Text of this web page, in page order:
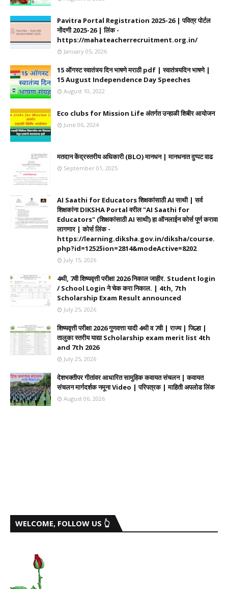
Pavitra Portal Registration 2025-26 | पवित्र पोर्टल
नोंदणी 2025-26 | लिंक -
https://mahateacherrecruitment.org.in/
January 05, 2026
15 ऑगस्ट स्वातंत्र्य दिन भाषणे मराठी pdf | स्वातंत्र्यदिन भाषणे |
15 August Independence Day Speeches
August 10, 2022
Eco clubs for Mission Life अंतर्गत उन्हाळी शिबीर आयोजन
June 06, 2024
मतदान केंद्रस्तरीय अधिकारी (BLO) मानधन | मानधनात दुप्पट वाढ
September 01, 2025
AI Saathi for Educators शिक्षकांसाठी AI साथी | सर्व
शिक्षकांना DIKSHA Portal वरील "AI Saathi for
Educators" (शिक्षकांसाठी AI साथी) हा ऑनलाईन कोर्स पूर्ण करावा
लागणार | कोर्स लिंक -
https://learning.diksha.gov.in/diksha/course.
php?id=1252§ion=2814&modeActive=8202
July 15, 2026
4थी, 7वी शिष्यवृत्ती परीक्षा 2026 निकाल जाहीर. Student login
/ School Login ने चेक करा निकाल. | 4th, 7th
Scholarship Exam Result announced
July 25, 2026
शिष्यवृत्ती परीक्षा 2026 गुणवत्ता यादी 4थी व 7वी | राज्य | जिल्हा |
तालुका स्तरीय याद्या Scholarship exam merit list 4th
and 7th 2026
July 25, 2026
देशभक्तीपर गीतांवर आधारित सामुहिक कवायत संचलन | कवायत
संचलन मार्गदर्शक नमूना Video | परिपत्रक | माहिती अपलोड लिंक
August 06, 2026
WELCOME, FOLLOW US 👆